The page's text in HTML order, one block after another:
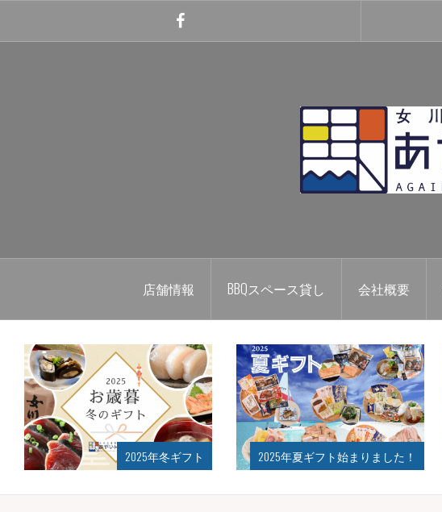
店舗情報 BBQスペース貸し 会社概要
2025年冬ギフト 2025年夏ギフト始まりました！